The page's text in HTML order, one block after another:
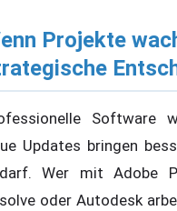
Projekte
Software
Updates bringen
Wer mit Adobe
oder Autodesk